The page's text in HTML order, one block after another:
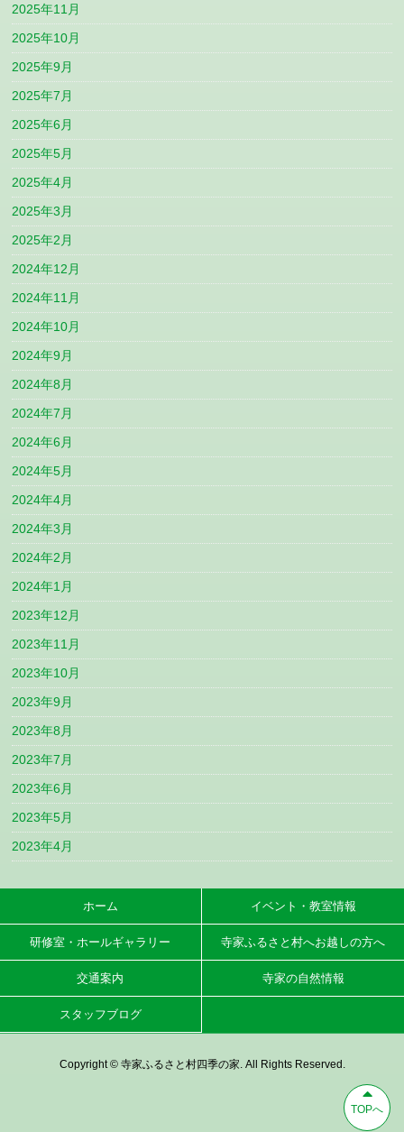
2025年11月
2025年10月
2025年9月
2025年7月
2025年6月
2025年5月
2025年4月
2025年3月
2025年2月
2024年12月
2024年11月
2024年10月
2024年9月
2024年8月
2024年7月
2024年6月
2024年5月
2024年4月
2024年3月
2024年2月
2024年1月
2023年12月
2023年11月
2023年10月
2023年9月
2023年8月
2023年7月
2023年6月
2023年5月
2023年4月
TOPへ
ホーム イベント・教室情報
研修室・ホールギャラリー 寺家ふるさと村へお越しの方へ
交通案内 寺家の自然情報
スタッフブログ
Copyright © 寺家ふるさと村四季の家. All Rights Reserved.